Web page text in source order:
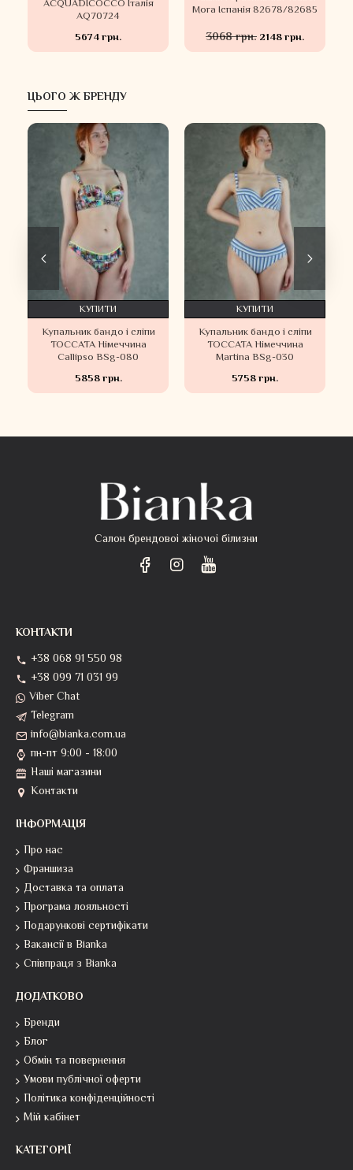
ACQUADICOCCO Італія
AQ70724
5674 грн.
Mora Іспанія 82678/82685
3068 грн. 2148 грн.
ЦЬОГО Ж БРЕНДУ
Купальник бандо і сліпи
TOCCATA Німеччина
Callipso BSg-080
5858 грн.
КУПИТИ
Купальник бандо і сліпи
TOCCATA Німеччина
Martina BSg-030
5758 грн.
КУПИТИ
Салон брендовоі жіночоі білизни
КОНТАКТИ
+38 068 91 550 98
+38 099 71 031 99
Viber Chat
Telegram
info@bianka.com.ua
пн-пт 9:00 - 18:00
Наші магазини
Контакти
ІНФОРМАЦІЯ
Про нас
Франшиза
Доставка та оплата
Програма лояльності
Подарункові сертифікати
Вакансії в Bianka
Співпраця з Bianka
ДОДАТКОВО
Бренди
Блог
Обмін та повернення
Умови публічної оферти
Політика конфіденційності
Мій кабінет
КАТЕГОРІЇ